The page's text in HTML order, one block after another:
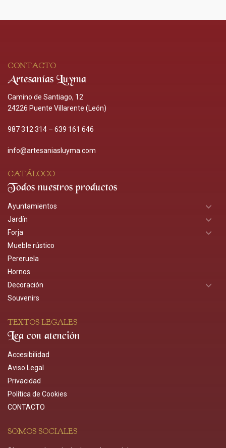
CONTACTO
Artesanías Luyma
Camino de Santiago, 12
24226 Puente Villarente (León)
987 312 314 – 639 161 646
info@artesaniasluyma.com
CATÁLOGO
Todos nuestros productos
Ayuntamientos
Jardín
Forja
Mueble rústico
Pereruela
Hornos
Decoración
Souvenirs
TEXTOS LEGALES
Lea con atención
Accesibilidad
Aviso Legal
Privacidad
Política de Cookies
CONTACTO
SOMOS SOCIALES